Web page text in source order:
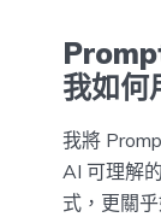
我如何
我將
AI 可理解
式，更關